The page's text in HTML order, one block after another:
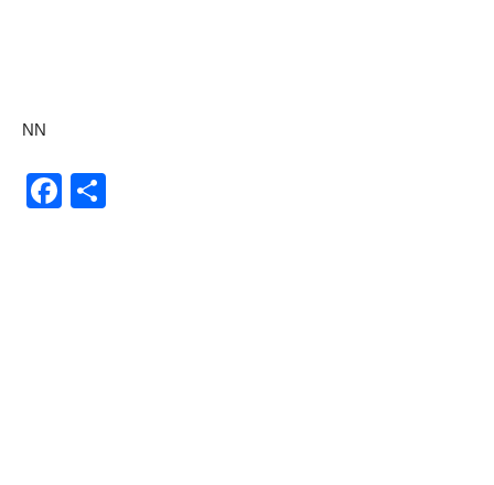
NN
Facebook